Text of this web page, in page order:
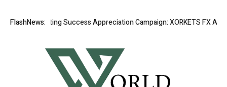
FlashNews:Listing Success Appreciation Campaign: XORKETS FX Adds